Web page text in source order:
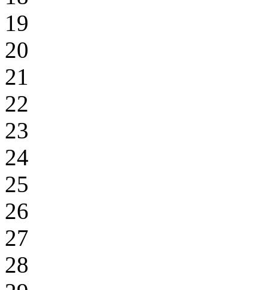
19
20
21
22
23
24
25
26
27
28